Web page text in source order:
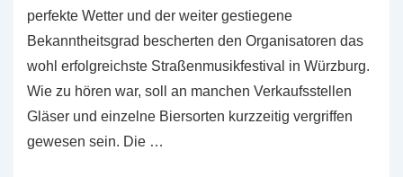
perfekte Wetter und der weiter gestiegene
Bekanntheitsgrad bescherten den Organisatoren das
wohl erfolgreichste Straßenmusikfestival in Würzburg.
Wie zu hören war, soll an manchen Verkaufsstellen
Gläser und einzelne Biersorten kurzzeitig vergriffen
gewesen sein. Die …